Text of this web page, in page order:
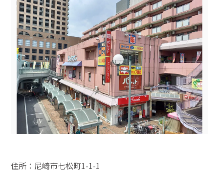
住所：尼崎市七松町1-1-1